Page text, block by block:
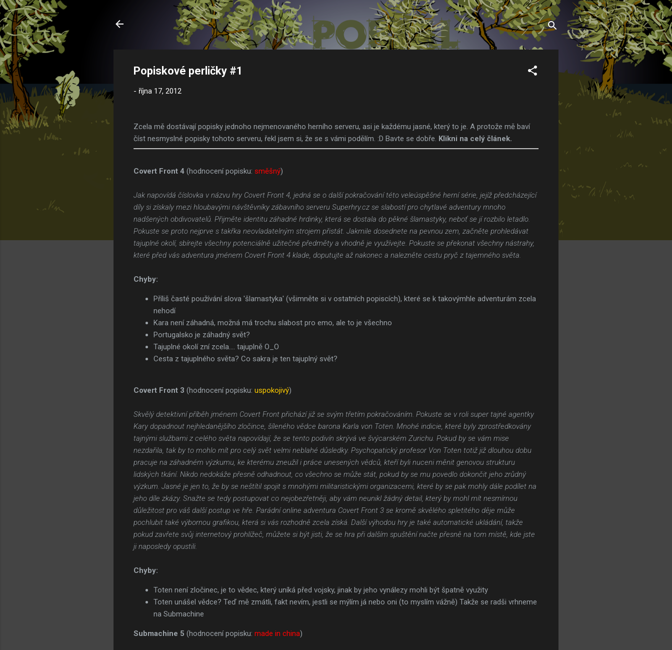
Přeskočit na hlavní obsah
Popiskové perličky #1
- října 17, 2012
Zcela mě dostávají popisky jednoho nejmenovaného herního serveru, asi je každému jasné, který to je. A protože mě baví
číst nesmyslné popisky tohoto serveru, řekl jsem si, že se s vámi podělím. :D Bavte se dobře. Klikni na celý článek.
Covert Front 4 (hodnocení popisku: směšný)
Jak napovídá číslovka v názvu hry Covert Front 4, jedná se o další pokračování této veleúspěšné herní série, jejíž předcházející
díly si získaly mezi hloubavými návštěvníky zábavního serveru Superhry.cz se slabostí pro chytlavé adventury mnoho
nadšených obdivovatelů. Přijměte identitu záhadné hrdinky, která se dostala do pěkné šlamastyky, neboť se jí rozbilo letadlo.
Pokuste se proto nejprve s takřka neovladatelným strojem přistát. Jakmile dosednete na pevnou zem, začněte prohledávat
tajuplné okolí, sbírejte všechny potenciálně užitečné předměty a vhodně je využívejte. Pokuste se překonat všechny nástrahy,
které před vás adventura jménem Covert Front 4 klade, doputujte až nakonec a nalezněte cestu pryč z tajemného světa.
Chyby:
Příliš časté používání slova 'šlamastyka' (všimněte si v ostatních popiscích), které se k takovýmhle adventurám zcela
nehodí
Kara není záhadná, možná má trochu slabost pro emo, ale to je všechno
Portugalsko je záhadný svět?
Tajuplné okolí zní zcela.... tajuplně O_O
Cesta z tajuplného světa? Co sakra je ten tajuplný svět?
Covert Front 3 (hodnocení popisku: uspokojivý)
Skvělý detektivní příběh jménem Covert Front přichází již se svým třetím pokračováním. Pokuste se v roli super tajné agentky
Kary dopadnout nejhledanějšího zločince, šíleného vědce barona Karla von Toten. Mnohé indicie, které byly zprostředkovány
tajnými službami z celého světa napovídají, že se tento podivín skrývá ve švýcarském Zurichu. Pokud by se vám mise
nezdařila, tak by to mohlo mít pro celý svět velmi neblahé důsledky. Psychopatický profesor Von Toten totiž již dlouhou dobu
pracuje na záhadném výzkumu, ke kterému zneužil i práce unesených vědců, kteří byli nuceni měnit genovou strukturu
lidských tkání. Nikdo nedokáže přesně odhadnout, co všechno se může stát, pokud by se mu povedlo dokončit jeho zrůdný
výzkum. Jasné je jen to, že by se neštítil spojit s mnohými militaristickými organizacemi, které by se pak mohly dále podílet na
jeho díle zkázy. Snažte se tedy postupovat co nejobezřetněji, aby vám neunikl žádný detail, který by mohl mít nesmírnou
důležitost pro váš další postup ve hře. Parádní online adventura Covert Front 3 se kromě skvělého spletitého děje může
pochlubit také výbornou grafikou, která si vás rozhodně zcela získá. Další výhodou hry je také automatické ukládání, takže
pokud zavřete svůj internetový prohlížeč, můžete si být jisti, že se hra při dalším spuštění načte přesně na tom místě, kde jste
ji naposledy opustili.
Chyby:
Toten není zločinec, je to vědec, který uníká před vojsky, jinak by jeho vynálezy mohli být špatně využity
Toten unášel vědce? Teď mě zmátli, fakt nevím, jestli se mýlím já nebo oni (to myslím vážně) Takže se radši vrhneme
na Submachine
Submachine 5 (hodnocení popisku: made in china)